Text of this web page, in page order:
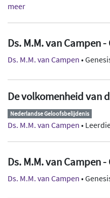
meer
Ds. M.M. van Campen -
Ds. M.M. van Campen •
De volkomenheid van
Nederlandse Geloofsbelijdenis
Ds. M.M. van Campen •
Ds. M.M. van Campen -
Ds. M.M. van Campen •